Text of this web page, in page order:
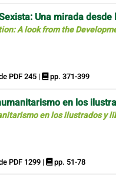
Una mirada
A look from the
PDF 245 | pp. 371-399
en los
en los ilustrados y
PDF 1299 | pp. 51-78